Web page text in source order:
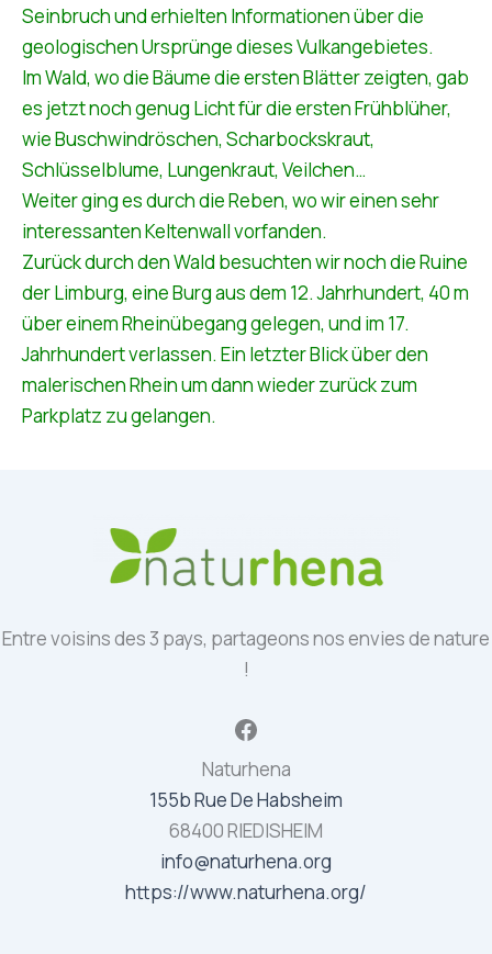
Seinbruch und erhielten Informationen über die
geologischen Ursprünge dieses Vulkangebietes.
Im Wald, wo die Bäume die ersten Blätter zeigten, gab
es jetzt noch genug Licht für die ersten Frühblüher,
wie Buschwindröschen, Scharbockskraut,
Schlüsselblume, Lungenkraut, Veilchen…
Weiter ging es durch die Reben, wo wir einen sehr
interessanten Keltenwall vorfanden.
Zurück durch den Wald besuchten wir noch die Ruine
der Limburg, eine Burg aus dem 12. Jahrhundert, 40 m
über einem Rheinübegang gelegen, und im 17.
Jahrhundert verlassen. Ein letzter Blick über den
malerischen Rhein um dann wieder zurück zum
Parkplatz zu gelangen.
Entre voisins des 3 pays, partageons nos envies de nature
!
Facebook
Naturhena
155b Rue De Habsheim
68400 RIEDISHEIM
info@naturhena.org
https://www.naturhena.org/